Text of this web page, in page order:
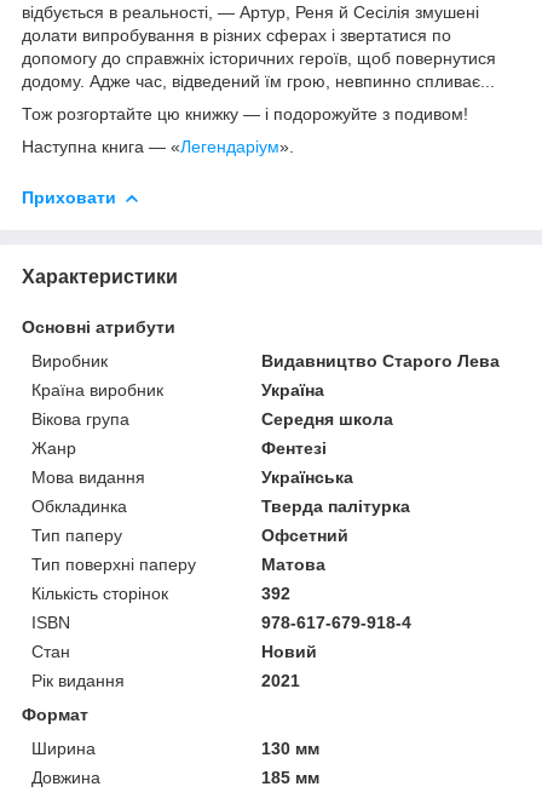
відбується в реальності, — Артур, Реня й Сесілія змушені
долати випробування в різних сферах і звертатися по
допомогу до справжніх історичних героїв, щоб повернутися
додому. Адже час, відведений їм грою, невпинно спливає...
Тож розгортайте цю книжку — і подорожуйте з подивом!
Наступна книга — «Легендаріум».
Приховати
Характеристики
Основні атрибути
Виробник
Видавництво Старого Лева
Країна виробник
Україна
Вікова група
Середня школа
Жанр
Фентезі
Мова видання
Українська
Обкладинка
Тверда палітурка
Тип паперу
Офсетний
Тип поверхні паперу
Матова
Кількість сторінок
392
ISBN
978-617-679-918-4
Стан
Новий
Рік видання
2021
Формат
Ширина
130 мм
Довжина
185 мм